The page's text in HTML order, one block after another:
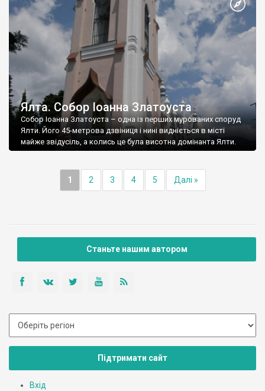
Ялта. Собор Іоанна Златоуста
Собор Іоанна Златоуста – одна із перших мурованих споруд
Ялти. Його 45-метрова дзвіниця і нині видніється в місті
майже звідусіль, а колись це була висотна домінанта Ялти.
1 2 3 4 5 Далі »
Станьте нашим автором
Підтримати сайт
Вхід